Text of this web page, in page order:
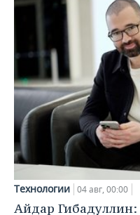
Технологии 04 авг, 00:00
Айдар